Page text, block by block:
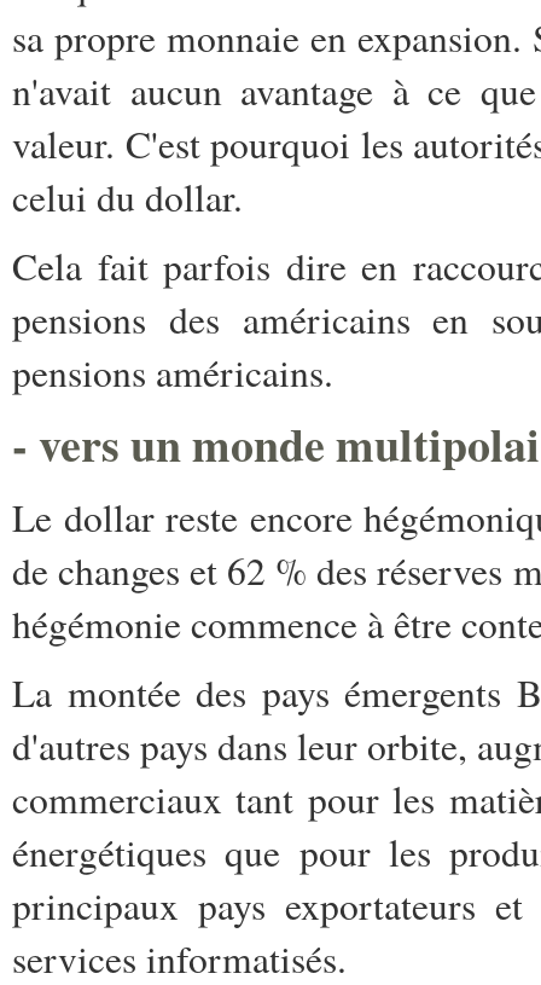
sa propre monnaie en
n'avait aucun avantage à ce
valeur. C'est pourquoi les
celui du dollar.
Cela fait parfois dire en
pensions des américains en
pensions américains.
- vers un monde
Le dollar reste encore
de changes et 62 % des réserves
hégémonie commence à être
La montée des pays émergents
d'autres pays dans leur orbite,
commerciaux tant pour les
énergétiques que pour les
principaux pays exportateurs
services informatisés.